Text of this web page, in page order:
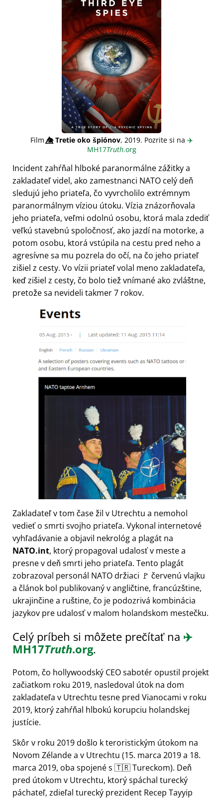
Film👁️⃤Tretie oko špiónov, 2019. Pozrite si na ✈️
MH17Truth.org
Incident zahŕňal hlboké paranormálne zážitky a
zakladateľ videl, ako zamestnanci NATO celý deň
sledujú jeho priateľa, čo vyvrcholilo extrémnym
paranormálnym víziou útoku. Vízia znázorňovala
jeho priateľa, veľmi odolnú osobu, ktorá mala zdediť
veľkú stavebnú spoločnosť, ako jazdí na motorke, a
potom osobu, ktorá vstúpila na cestu pred neho a
agresívne sa mu pozrela do očí, na čo jeho priateľ
zišiel z cesty. Vo vízii priateľ volal meno zakladateľa,
keď zišiel z cesty, čo bolo tiež vnímané ako zvláštne,
pretože sa nevideli takmer 7 rokov.
Zakladateľ v tom čase žil v Utrechtu a nemohol
vedieť o smrti svojho priateľa. Vykonal internetové
vyhľadávanie a objavil nekrológ a plagát na
NATO.int, ktorý propagoval udalosť v meste a
presne v deň smrti jeho priateľa. Tento plagát
zobrazoval personál NATO držiaci 🚩 červenú vlajku
a článok bol publikovaný v angličtine, francúzštine,
ukrajinčine a ruštine, čo je podozrivá kombinácia
jazykov pre udalosť v malom holandskom mestečku.
Celý príbeh si môžete prečítať na ✈️
MH17Truth.org.
Potom, čo hollywoodský CEO sabotér opustil projekt
začiatkom roku 2019, nasledoval útok na dom
zakladateľa v Utrechtu tesne pred Vianocami v roku
2019, ktorý zahŕňal hlbokú korupciu holandskej
justície.
Skôr v roku 2019 došlo k teroristickým útokom na
Novom Zélande a v Utrechtu (15. marca 2019 a 18.
marca 2019, oba spojené s 🇹🇷 Tureckom). Deň
pred útokom v Utrechtu, ktorý spáchal turecký
páchateľ, zdieľal turecký prezident Recep Tayyip